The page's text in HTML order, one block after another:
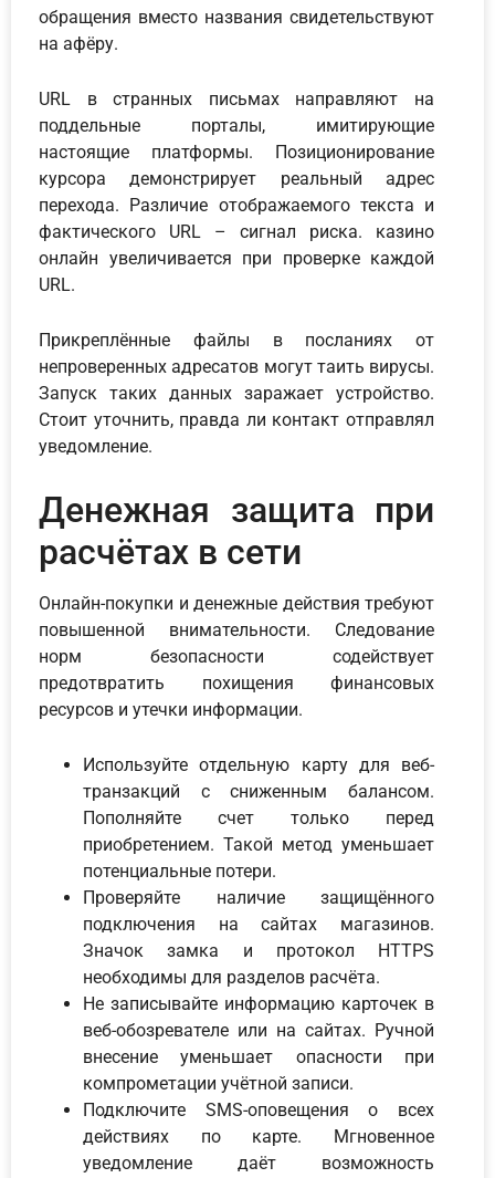
обращения вместо названия свидетельствуют
на афёру.
URL в странных письмах направляют на
поддельные порталы, имитирующие
настоящие платформы. Позиционирование
курсора демонстрирует реальный адрес
перехода. Различие отображаемого текста и
фактического URL – сигнал риска. казино
онлайн увеличивается при проверке каждой
URL.
Прикреплённые файлы в посланиях от
непроверенных адресатов могут таить вирусы.
Запуск таких данных заражает устройство.
Стоит уточнить, правда ли контакт отправлял
уведомление.
Денежная защита при
расчётах в сети
Онлайн-покупки и денежные действия требуют
повышенной внимательности. Следование
норм безопасности содействует
предотвратить похищения финансовых
ресурсов и утечки информации.
Используйте отдельную карту для веб-
транзакций с сниженным балансом.
Пополняйте счет только перед
приобретением. Такой метод уменьшает
потенциальные потери.
Проверяйте наличие защищённого
подключения на сайтах магазинов.
Значок замка и протокол HTTPS
необходимы для разделов расчёта.
Не записывайте информацию карточек в
веб-обозревателе или на сайтах. Ручной
внесение уменьшает опасности при
компрометации учётной записи.
Подключите SMS-оповещения о всех
действиях по карте. Мгновенное
уведомление даёт возможность